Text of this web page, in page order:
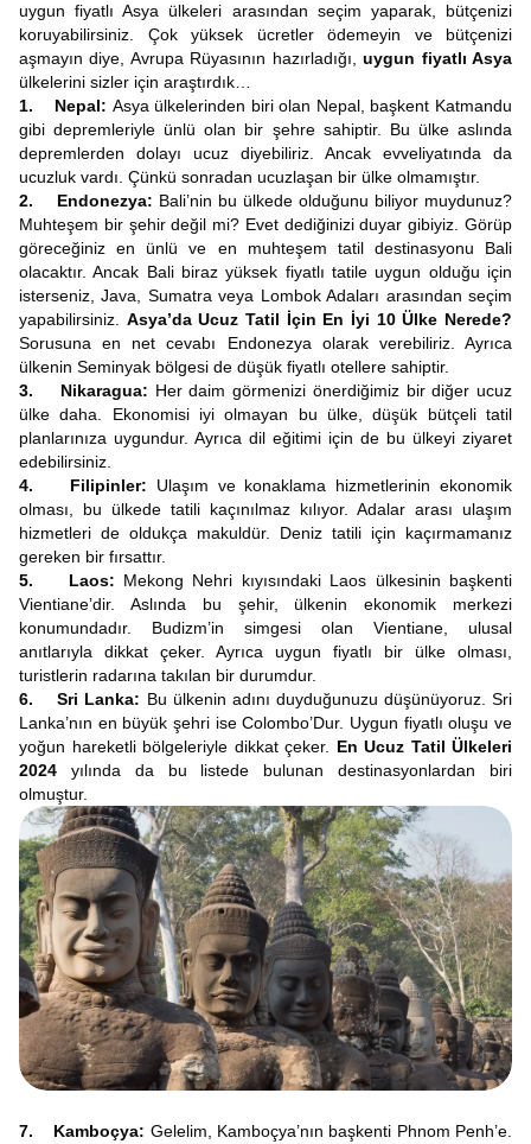
uygun fiyatlı Asya ülkeleri arasından seçim yaparak, bütçenizi
koruyabilirsiniz. Çok yüksek ücretler ödemeyin ve bütçenizi
aşmayın diye, Avrupa Rüyasının hazırladığı,uygun fiyatlı Asya
ülkelerini sizler için araştırdık…
1. Nepal: Asya ülkelerinden biri olan Nepal, başkent Katmandu
gibi depremleriyle ünlü olan bir şehre sahiptir. Bu ülke aslında
depremlerden dolayı ucuz diyebiliriz. Ancak evveliyatında da
ucuzluk vardı. Çünkü sonradan ucuzlaşan bir ülke olmamıştır.
2. Endonezya: Bali’nin bu ülkede olduğunu biliyor muydunuz?
Muhteşem bir şehir değil mi? Evet dediğinizi duyar gibiyiz. Görüp
göreceğiniz en ünlü ve en muhteşem tatil destinasyonu Bali
olacaktır. Ancak Bali biraz yüksek fiyatlı tatile uygun olduğu için
isterseniz, Java, Sumatra veya Lombok Adaları arasından seçim
yapabilirsiniz. Asya’da Ucuz Tatil İçin En İyi 10 Ülke Nerede?
Sorusuna en net cevabı Endonezya olarak verebiliriz. Ayrıca
ülkenin Seminyak bölgesi de düşük fiyatlı otellere sahiptir.
3. Nikaragua: Her daim görmenizi önerdiğimiz bir diğer ucuz
ülke daha. Ekonomisi iyi olmayan bu ülke, düşük bütçeli tatil
planlarınıza uygundur. Ayrıca dil eğitimi için de bu ülkeyi ziyaret
edebilirsiniz.
4. Filipinler: Ulaşım ve konaklama hizmetlerinin ekonomik
olması, bu ülkede tatili kaçınılmaz kılıyor. Adalar arası ulaşım
hizmetleri de oldukça makuldür. Deniz tatili için kaçırmamanız
gereken bir fırsattır.
5. Laos: Mekong Nehri kıyısındaki Laos ülkesinin başkenti
Vientiane’dir. Aslında bu şehir, ülkenin ekonomik merkezi
konumundadır. Budizm’in simgesi olan Vientiane, ulusal
anıtlarıyla dikkat çeker. Ayrıca uygun fiyatlı bir ülke olması,
turistlerin radarına takılan bir durumdur.
6. Sri Lanka: Bu ülkenin adını duyduğunuzu düşünüyoruz. Sri
Lanka’nın en büyük şehri ise Colombo’Dur. Uygun fiyatlı oluşu ve
yoğun hareketli bölgeleriyle dikkat çeker. En Ucuz Tatil Ülkeleri
2024 yılında da bu listede bulunan destinasyonlardan biri
olmuştur.
7. Kamboçya: Gelelim, Kamboçya’nın başkenti Phnom Penh’e.